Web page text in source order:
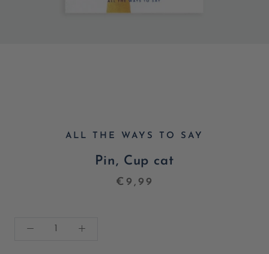
ALL THE WAYS TO SAY
Pin, Cup cat
€9,99